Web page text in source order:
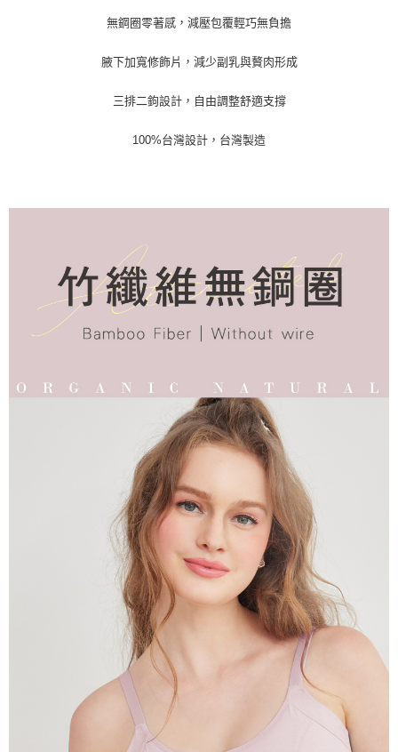
４．使用「AFTEE先享後付」時，將依據個別帳號之用戶狀況，依本公司即
請求用戶進行身份認證。
無鋼圈零著感，減壓包覆輕巧無負擔
腋下加寬修飾片，減少副乳與贅肉形成
三排二鉤設計，自由調整舒適支撐
100%台灣設計，台灣製造